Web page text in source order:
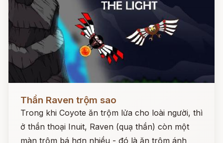
Đọc ngay
Thần Raven trộm sao
Trong khi Coyote ăn trộm lửa cho loài người, thì
ở thần thoại Inuit, Raven (quạ thần) còn một
màn trộm bá hơn nhiều - đó là ăn trộm ánh